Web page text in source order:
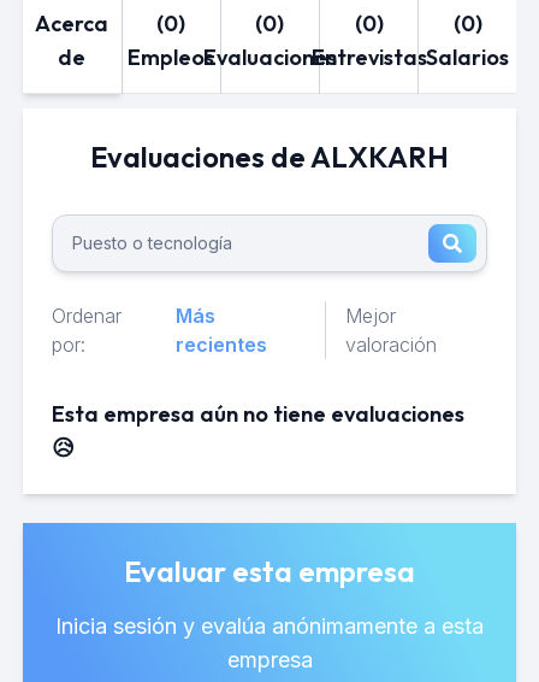
Acerca
de
(0)
Empleos
(0)
Evaluaciones
(0)
Entrevistas
(0)
Salarios
Evaluaciones de ALXKARH
Ordenar
por:
Más
recientes
Mejor
valoración
Esta empresa aún no tiene evaluaciones
😥
Evaluar esta empresa
Inicia sesión y evalúa anónimamente a esta
empresa